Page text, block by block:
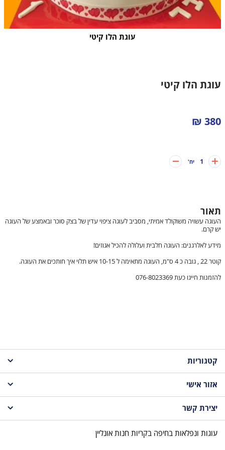
עוגות לבנים
עוגות בת מצווה
קאפקייקס מעוצבים
עוגת הלו קיטי
עוגת הלו קיטי
380 ₪
1 יח'
תאור
העוגה עשויה משוקולד אמיתי, מסביב לעוגה ציפוי עדין של בצק סוכר ובאמצע של העוגה
יש קרם.
מידע לאלרגנים: העוגה חלבית ועלולה להכיל אגוזים!
קוטר 22 , גובה כ 4 ס"מ, העוגה מתאימה ל 10-15 איש תלוי איך חותכים את העוגה.
להזמנות חייגו כעת 076-8023369
קטגוריות
עוגות לקטנטנים
עוגות לבנות
עוגות לבנים
אזור אישי
עגלת קניות
יצירת קשר
טלפון | 076-8618933
עוגות ונפלאות בחיפה בקריות חנות אונליין